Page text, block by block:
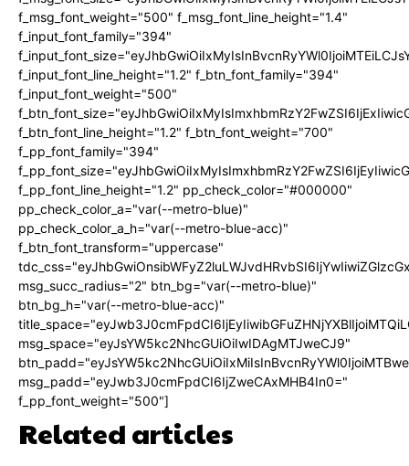
f_msg_font_weight="500" f_msg_font_line_height="1.4"
f_input_font_family="394"
f_input_font_line_height="1.2" f_btn_font_family="394"
f_input_font_weight="500"
f_btn_font_line_height="1.2" f_btn_font_weight="700"
f_pp_font_family="394"
f_pp_font_line_height="1.2" pp_check_color="#000000"
pp_check_color_a="var(--metro-blue)"
pp_check_color_a_h="var(--metro-blue-acc)"
f_btn_font_transform="uppercase"
msg_succ_radius="2" btn_bg="var(--metro-blue)"
btn_bg_h="var(--metro-blue-acc)"
msg_space="eyJsYW5kc2NhcGUiOiIwIDAgMTJweCJ9"
msg_padd="eyJwb3J0cmFpdCI6IjZweCAxMHB4In0="
f_pp_font_weight="500"]
Related articles